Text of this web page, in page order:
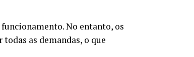
No entanto, os
as demandas, o que